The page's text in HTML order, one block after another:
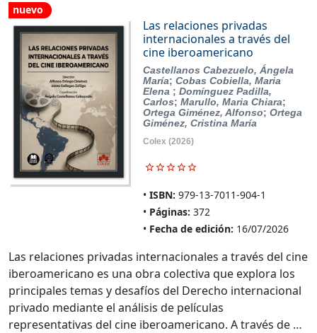
nuevo
Las relaciones privadas
internacionales a través del
cine iberoamericano
Castellanos Cabezuelo, Ángela
María; Cobas Cobiella, Maria
Elena ; Domínguez Padilla,
Carlos; Marullo, Maria Chiara;
Ortega Giménez, Alfonso; Ortega
Giménez, Cristina María
Colex(2026)
ISBN: 979-13-7011-904-1
Páginas: 372
Fecha de edición: 16/07/2026
Las relaciones privadas internacionales a través del cine
iberoamericano es una obra colectiva que explora los
principales temas y desafíos del Derecho internacional
privado mediante el análisis de películas
representativas del cine iberoamericano. A través de …